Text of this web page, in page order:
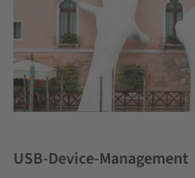
USB-Device-Management